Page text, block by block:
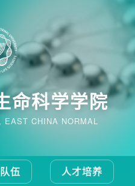
命科学学院
CHINA NORMAL
伍 人才培养